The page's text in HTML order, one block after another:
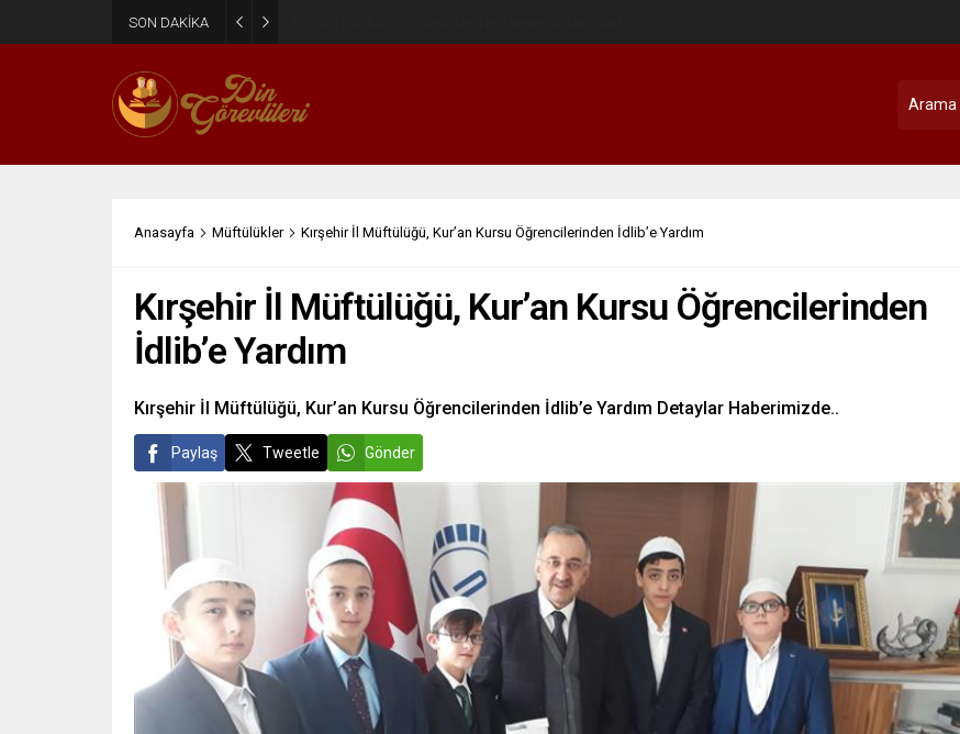
SON DAKİKA
Anasayfa Müftülükler Kırşehir İl Müftülüğü, Kur’an Kursu Öğrencilerinden İdlib’e Yardım
Kırşehir İl Müftülüğü, Kur’an Kursu Öğrencilerinden
İdlib’e Yardım
Kırşehir İl Müftülüğü, Kur’an Kursu Öğrencilerinden İdlib’e Yardım Detaylar Haberimizde..
Paylaş Tweetle Gönder